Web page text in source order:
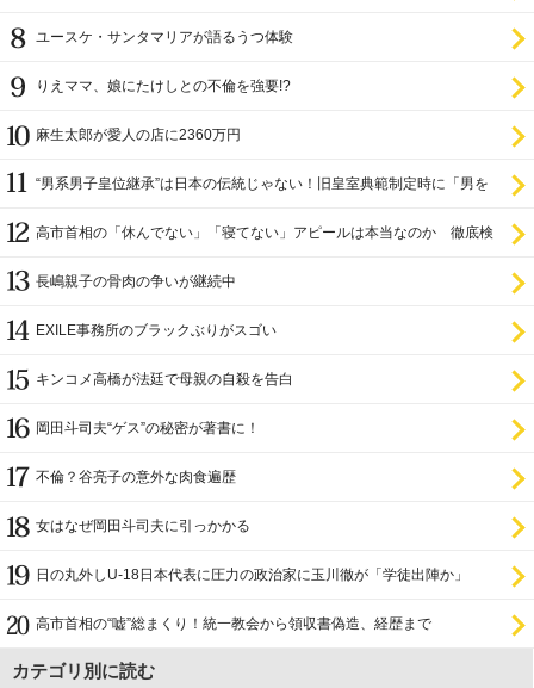
ユースケ・サンタマリアが語るうつ体験
りえママ、娘にたけしとの不倫を強要!?
麻生太郎が愛人の店に2360万円
“男系男子皇位継承”は日本の伝統じゃない！旧皇室典範制定時に「男を
高市首相の「休んでない」「寝てない」アピールは本当なのか 徹底検
長嶋親子の骨肉の争いが継続中
EXILE事務所のブラックぶりがスゴい
キンコメ高橋が法廷で母親の自殺を告白
岡田斗司夫“ゲス”の秘密が著書に！
不倫？谷亮子の意外な肉食遍歴
女はなぜ岡田斗司夫に引っかかる
日の丸外しU-18日本代表に圧力の政治家に玉川徹が「学徒出陣か」
高市首相の“嘘”総まくり！統一教会から領収書偽造、経歴まで
カテゴリ別に読む